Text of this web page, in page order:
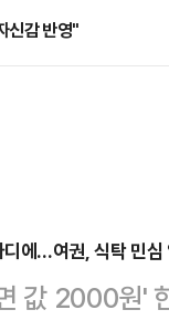
신감 반영"
에…여권, 식탁 민심
값 2000원'